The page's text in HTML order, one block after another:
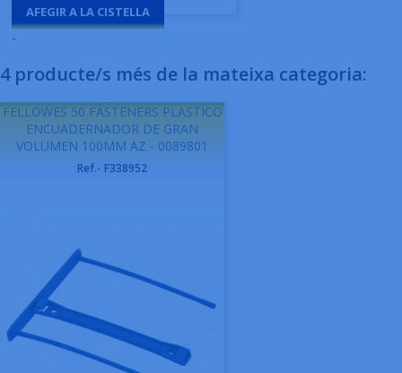
AFEGIR A LA CISTELLA
-
4 producte/s més de la mateixa categoria:
FELLOWES 50 FÁSTENERS PLASTICO
ENCUADERNADOR DE GRAN
VOLUMEN 100MM AZ - 0089801
Ref.- F338952